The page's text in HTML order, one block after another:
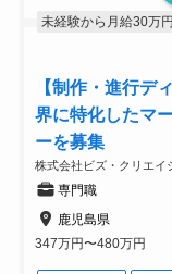
未経験から月給30万
【制作・進行デ
界に特化したマ
ーを募集
株式会社ビズ・クリエイ
専門職
鹿児島県
347万円〜480万円